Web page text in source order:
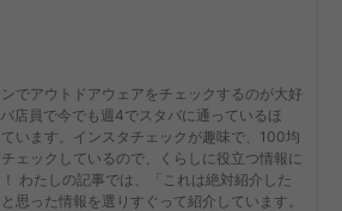
でアウトドアウェアをチェックするのが大好
店員で今でも週4でスタバに通っているほ
います。インスタチェックが趣味で、100均
ェックしているので、くらしに役立つ情報に
わたしの記事では、「これは絶対紹介した
思った情報を選りすぐって紹介しています。